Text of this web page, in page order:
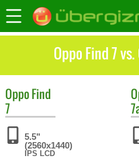
Oppo Find 7
OppoFind
7
5.5"
(2560x1440)
IPS LCD